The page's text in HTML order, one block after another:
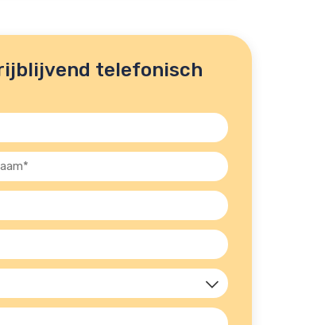
telefonisch